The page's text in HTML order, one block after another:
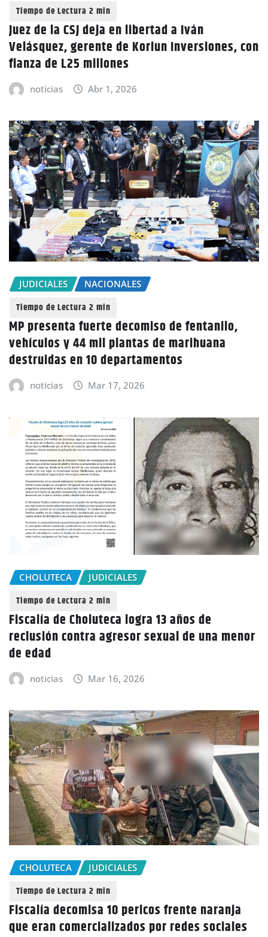
Juez de la CSJ deja en libertad a Iván
Velásquez, gerente de Koriun Inversiones, con
fianza de L25 millones
noticias Abr 1, 2026
JUDICIALES NACIONALES
MP presenta fuerte decomiso de fentanilo,
vehículos y 44 mil plantas de marihuana
destruidas en 10 departamentos
noticias Mar 17, 2026
CHOLUTECA JUDICIALES
Fiscalía de Choluteca logra 13 años de
reclusión contra agresor sexual de una menor
de edad
noticias Mar 16, 2026
CHOLUTECA JUDICIALES
Fiscalía decomisa 10 pericos frente naranja
que eran comercializados por redes sociales